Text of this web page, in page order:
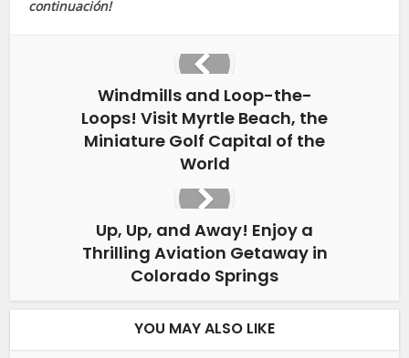
continuación!
Windmills and Loop-the-
Loops! Visit Myrtle Beach, the
Miniature Golf Capital of the
World
Up, Up, and Away! Enjoy a
Thrilling Aviation Getaway in
Colorado Springs
YOU MAY ALSO LIKE